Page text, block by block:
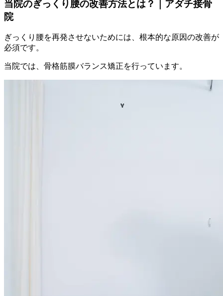
当院のぎっくり腰の改善方法とは？｜アダチ接骨
院
ぎっくり腰を再発させないためには、根本的な原因の改善が
必須です。
当院では、骨格筋膜バランス矯正を行っています。